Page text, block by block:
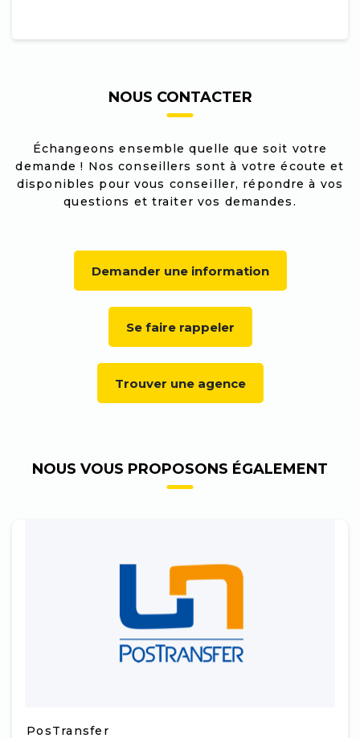
NOUS CONTACTER
Échangeons ensemble quelle que soit votre
demande ! Nos conseillers sont à votre écoute et
disponibles pour vous conseiller, répondre à vos
questions et traiter vos demandes.
Demander une information
Se faire rappeler
Trouver une agence
NOUS VOUS PROPOSONS ÉGALEMENT
PosTransfer